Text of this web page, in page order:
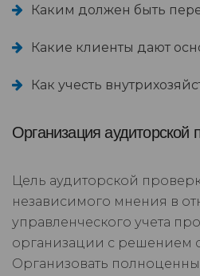
Каким должен быть
Какие клиенты дают
Как учесть
Организация аудиторской
Цель аудиторской
независимого мнения в
управленческого учета
организации с решением
Организовать